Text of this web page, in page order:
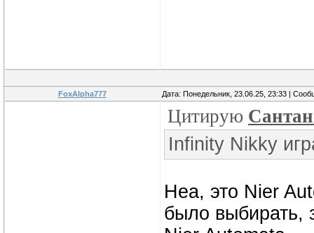
FoxAlpha777 Дата: Понедельник, 23.06.25, 23:33 |
Цитирую
Infinity Nikky
Неа, это Nier
было выбирать,